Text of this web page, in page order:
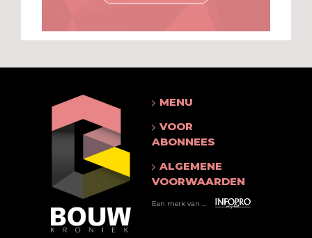
MENU
VOOR
ABONNEES
ALGEMENE
VOORWAARDEN
Een merk van ...